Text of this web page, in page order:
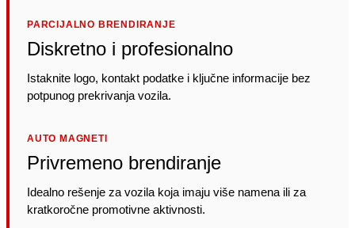
PARCIJALNO BRENDIRANJE
Diskretno i profesionalno
Istaknite logo, kontakt podatke i ključne informacije bez
potpunog prekrivanja vozila.
AUTO MAGNETI
Privremeno brendiranje
Idealno rešenje za vozila koja imaju više namena ili za
kratkoročne promotivne aktivnosti.